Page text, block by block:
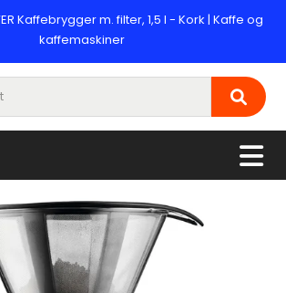
Kaffebrygger m. filter, 1,5 l - Kork | Kaffe og
kaffemaskiner